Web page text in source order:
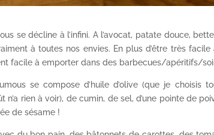
se décline à l’infini. A l’avocat, patate douce,
à toutes nos envies. En plus d’être très
facile à emporter dans des barbecues/apéritifs/
se compose d’huile d’olive (que je choisis
rien à voir), de cumin, de sel, d’une pointe de
de sésame !